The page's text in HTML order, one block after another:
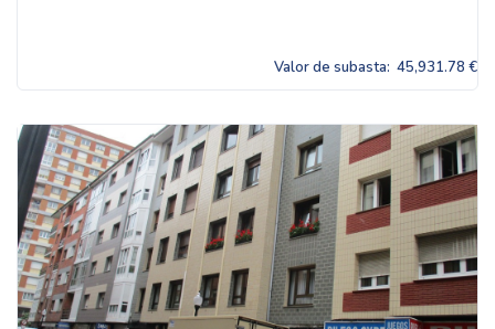
Valor de subasta: 45,931.78 €